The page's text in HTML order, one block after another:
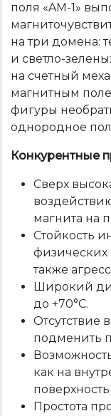
поля «AM-1»
на три домена:
и светло-
на счетный
магнитным
фигуры
однородное
Конкурентные
Сверх
магнита на
Стойкость
физических
также
Широкий
до +70°С.
Отсутствие
подменить
как на
Простота